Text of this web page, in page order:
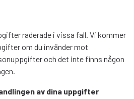
raderade i vissa fall. Vi kommer
om du invänder mot
och det inte finns någon
av dina uppgifter